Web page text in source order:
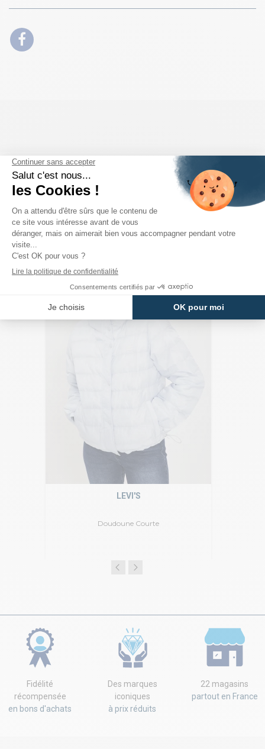
PRODUITS DE LA MÊME CATÉGORIE
Doudoune Courte
LEVI'S
Fidélité
récompensée
en bons d'achats
Des marques
iconiques
à prix réduits
22 magasins
partout en France